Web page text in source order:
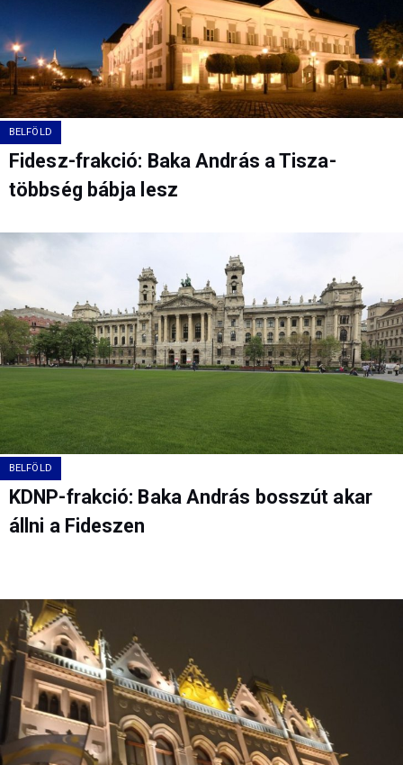
BELFÖLD
Fidesz-frakció: Baka András a Tisza-
többség bábja lesz
BELFÖLD
KDNP-frakció: Baka András bosszút akar
állni a Fideszen